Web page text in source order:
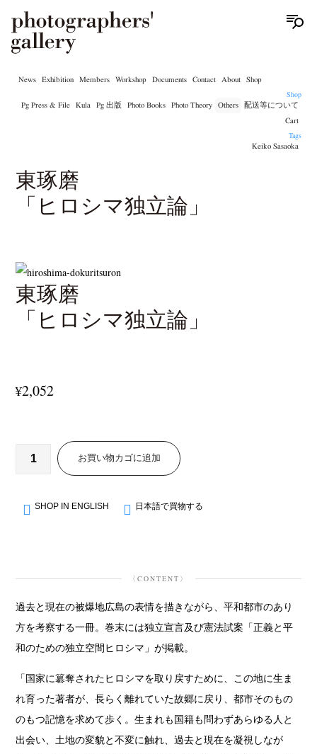
News Exhibition Members Workshop Documents Contact About Shop
Shop
Pg Press & File Kula Pg 出版 Photo Books Photo Theory Others
配送等について
Cart
Tags
Keiko Sasaoka
東琢磨
「ヒロシマ独立論」
東琢磨
「ヒロシマ独立論」
¥2,052
お買い物カゴに追加
SHOP IN ENGLISH 日本語で買物する
〈CONTENT〉
過去と現在の被爆地広島の表情を描きながら、平和都市のあり
方を考察する一冊。巻末には独立宣言及び憲法試案「正義と平
和のための独立空間ヒロシマ」が掲載。
「国家に簒奪されたヒロシマを取り戻すために、この地に生ま
れ育った著者が、長らく離れていた故郷に戻り、都市そのもの
のもつ記憶を求めて歩く。生まれも国籍も問わずあらゆる人と
出会い、土地の変貌と不変に触れ、過去と現在を凝視しなが